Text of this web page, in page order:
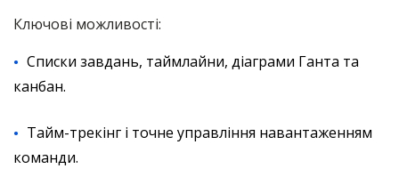
Ключові можливості:
Списки завдань, таймлайни, діаграми Ганта та
канбан.
Тайм-трекінг і точне управління навантаженням
команди.